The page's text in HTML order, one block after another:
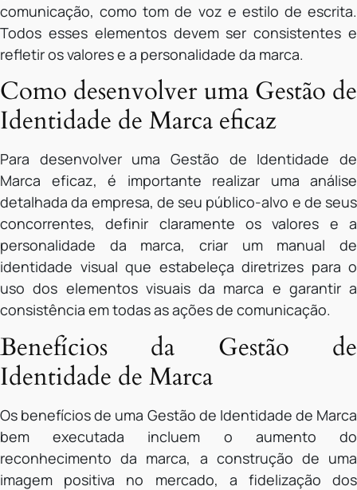
comunicação, como tom de voz e estilo de escrita.
Todos esses elementos devem ser consistentes e
refletir os valores e a personalidade da marca.
Como desenvolver uma Gestão de
Identidade de Marca eficaz
Para desenvolver uma Gestão de Identidade de
Marca eficaz, é importante realizar uma análise
detalhada da empresa, de seu público-alvo e de seus
concorrentes, definir claramente os valores e a
personalidade da marca, criar um manual de
identidade visual que estabeleça diretrizes para o
uso dos elementos visuais da marca e garantir a
consistência em todas as ações de comunicação.
Benefícios da Gestão de
Identidade de Marca
Os benefícios de uma Gestão de Identidade de Marca
bem executada incluem o aumento do
reconhecimento da marca, a construção de uma
imagem positiva no mercado, a fidelização dos